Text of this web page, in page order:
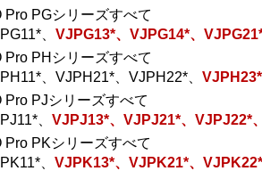
Pro PGシリーズすべて
、 VJPG13*、VJPG14*、
Pro PHシリーズすべて
、VJPH21*、VJPH22*、 VJPH23*
Pro PJシリーズすべて
、 VJPJ13*、VJPJ21*、VJPJ22*
Pro PKシリーズすべて
、 VJPK13*、VJPK21*、